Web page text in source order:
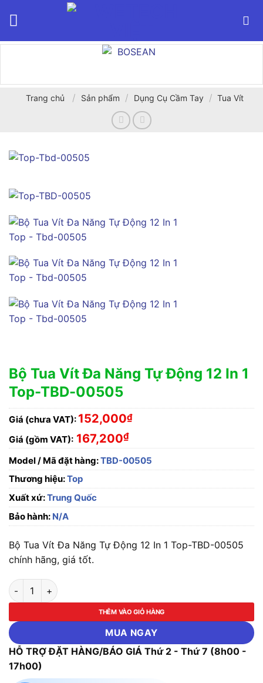
Trang chủ / Sản phẩm / Dụng Cụ Cầm Tay / Tua Vít
Bộ Tua Vít Đa Năng Tự Động 12 In 1
Top-TBD-00505
Giá (chưa VAT): 152,000₫
Giá (gồm VAT): 167,200₫
Model / Mã đặt hàng:TBD-00505
Thương hiệu:Top
Xuất xứ:Trung Quốc
Bảo hành: N/A
Bộ Tua Vít Đa Năng Tự Động 12 In 1 Top-TBD-00505
chính hãng, giá tốt.
Bộ Tua Vít Đa Năng Tự Động 12 In 1 Top-TBD-00505 số lượng
THÊM VÀO GIỎ HÀNG
MUA NGAY
HỖ TRỢ ĐẶT HÀNG/BÁO GIÁ Thứ 2 - Thứ 7 (8h00 -
17h00)